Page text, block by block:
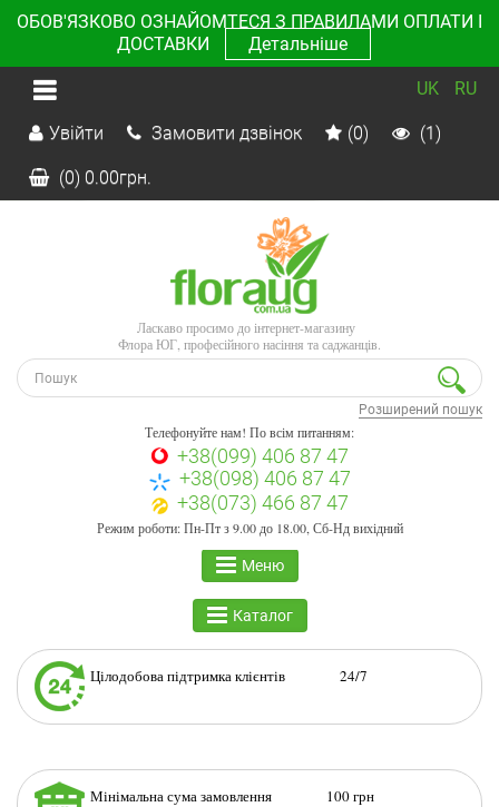
ОБОВ'ЯЗКОВО ОЗНАЙОМТЕСЯ З ПРАВИЛАМИ ОПЛАТИ І
ДОСТАВКИ
Детальніше
UK RU
Увійти Замовити дзвінок (0) (1)
(0) 0.00грн.
Ласкаво просимо до інтернет-магазину
Флора ЮГ, професійного насіння та саджанців.
Розширений пошук
Телефонуйте нам! По всім питанням:
+38(099) 406 87 47
+38(098) 406 87 47
+38(073) 466 87 47
Режим роботи: Пн-Пт з 9.00 до 18.00, Сб-Нд вихідний
Меню
Каталог
Цілодобова підтримка клієнтів 24/7
Мінімальна сума замовлення 100 грн